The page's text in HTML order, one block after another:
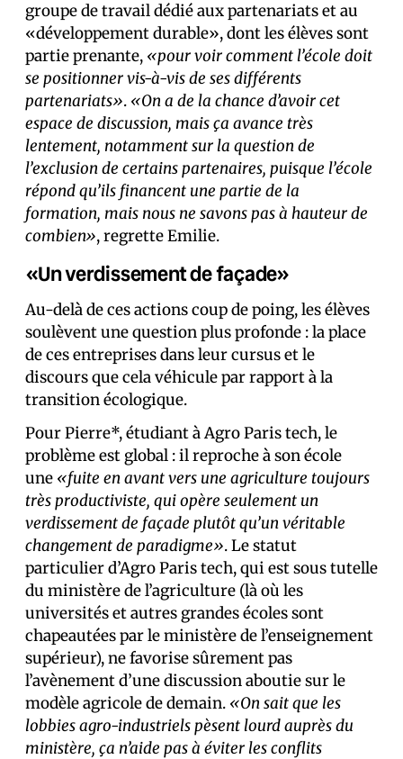
groupe de travail dédié aux partenariats et au
«développement durable», dont les élèves sont
partie prenante, «pour voir comment l’école doit
se positionner vis-à-vis de ses différents
partenariats». «On a de la chance d’avoir cet
espace de discussion, mais ça avance très
lentement, notamment sur la question de
l’exclusion de certains partenaires, puisque l’école
répond qu’ils financent une partie de la
formation, mais nous ne savons pas à hauteur de
combien», regrette Emilie.
«Un verdissement de façade»
Au-delà de ces actions coup de poing, les élèves
soulèvent une question plus profonde : la place
de ces entreprises dans leur cursus et le
discours que cela véhicule par rapport à la
transition écologique.
Pour Pierre*, étudiant à Agro Paris tech, le
problème est global : il reproche à son école
une «fuite en avant vers une agriculture toujours
très productiviste, qui opère seulement un
verdissement de façade plutôt qu’un véritable
changement de paradigme». Le statut
particulier d’Agro Paris tech, qui est sous tutelle
du ministère de l’agriculture (là où les
universités et autres grandes écoles sont
chapeautées par le ministère de l’enseignement
supérieur), ne favorise sûrement pas
l’avènement d’une discussion aboutie sur le
modèle agricole de demain. «On sait que les
lobbies agro-industriels pèsent lourd auprès du
ministère, ça n’aide pas à éviter les conflits